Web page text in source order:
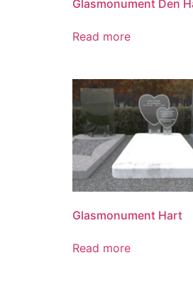
Glasmonument Den
Read more
Glasmonument Hart
Read more